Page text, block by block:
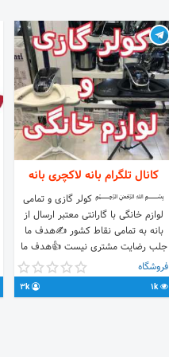
کانال تلگرام بانه لاکچری بانه
﷽ کولر گازی و تمامی
لوازم خانگی با گارانتی معتبر ارسال از
بانه به تمامی نقاط کشور ✍هدف ما
جلب رضایت مشتری نیست 👍هدف ما
جلب رضایت خداوند استفروشگاه
1k
3k